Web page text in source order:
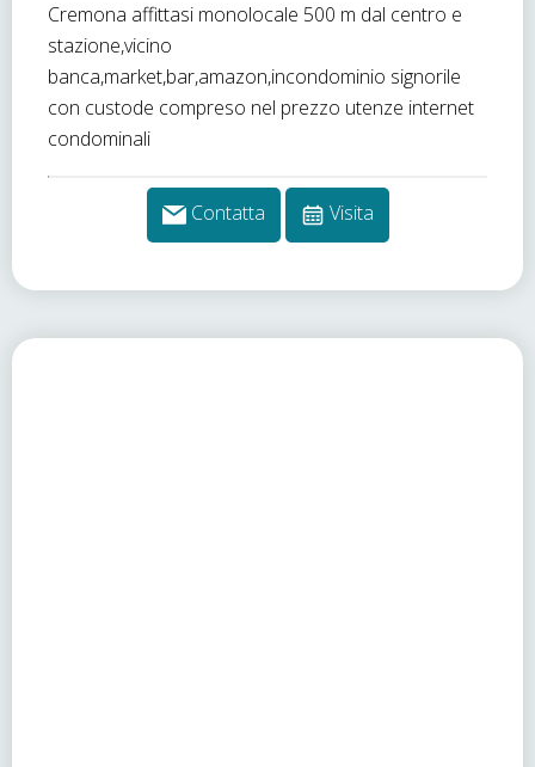
Cremona affittasi monolocale 500 m dal centro e
stazione,vicino
banca,market,bar,amazon,incondominio signorile
con custode compreso nel prezzo utenze internet
condominali
Contatta Visita